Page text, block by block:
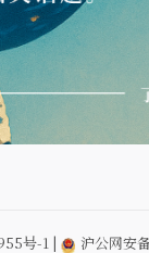
号-1 | 沪公网安